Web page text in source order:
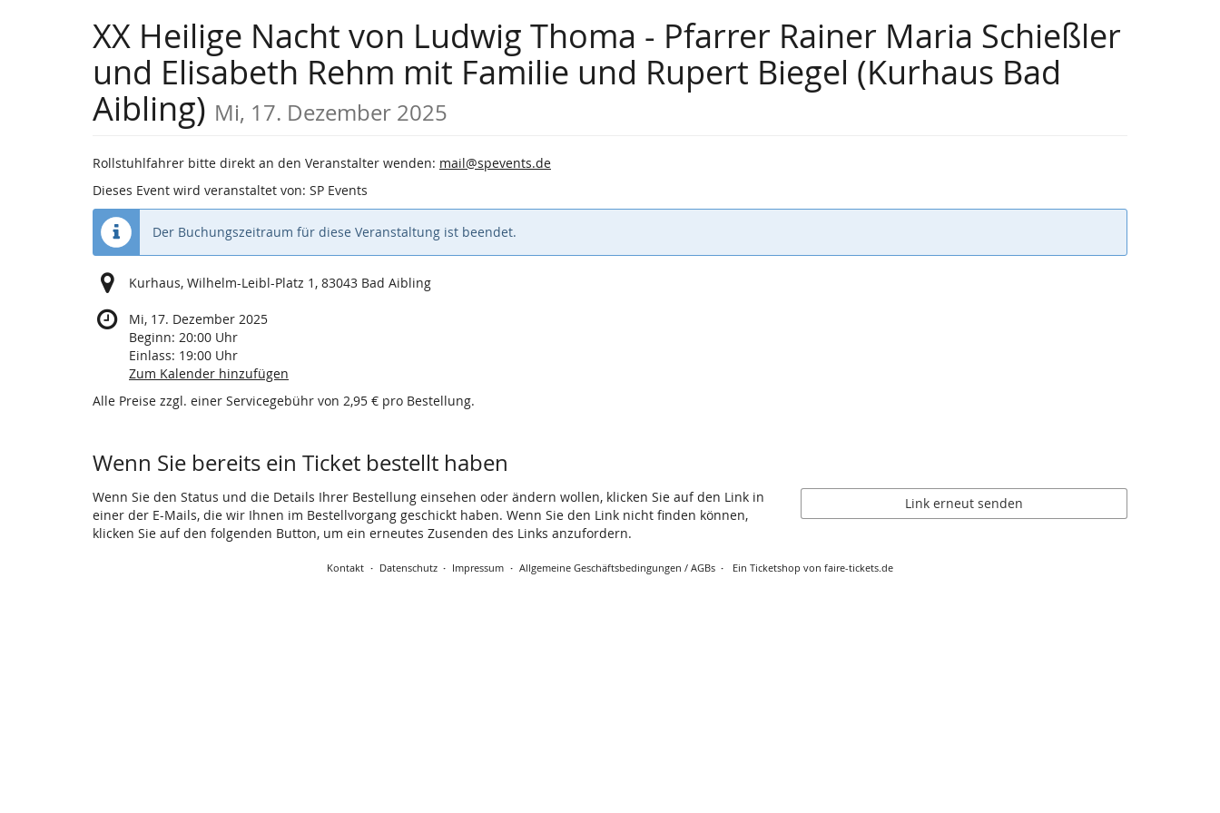
XX Heilige Nacht von Ludwig Thoma - Pfarrer Rainer Maria Schießler
und Elisabeth Rehm mit Familie und Rupert Biegel (Kurhaus Bad
Aibling) Mi, 17. Dezember 2025
Rollstuhlfahrer bitte direkt an den Veranstalter wenden: mail@spevents.de
Dieses Event wird veranstaltet von: SP Events
Der Buchungszeitraum für diese Veranstaltung ist beendet.
Kurhaus, Wilhelm-Leibl-Platz 1, 83043 Bad Aibling
Mi, 17. Dezember 2025
Beginn: 20:00 Uhr
Einlass: 19:00 Uhr
Zum Kalender hinzufügen
Alle Preise zzgl. einer Servicegebühr von 2,95 € pro Bestellung.
Wenn Sie bereits ein Ticket bestellt haben
Wenn Sie den Status und die Details Ihrer Bestellung einsehen oder ändern wollen, klicken Sie auf den Link in
einer der E-Mails, die wir Ihnen im Bestellvorgang geschickt haben. Wenn Sie den Link nicht finden können,
klicken Sie auf den folgenden Button, um ein erneutes Zusenden des Links anzufordern.
Link erneut senden
Kontakt Datenschutz Impressum Allgemeine Geschäftsbedingungen / AGBs Ein Ticketshop von faire-tickets.de